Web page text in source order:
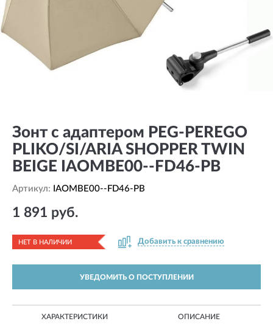
Зонт с адаптером PEG-PEREGO
PLIKO/SI/ARIA SHOPPER TWIN
BEIGE IAOMBE00--FD46-PB
Артикул: IAOMBE00--FD46-PB
1 891 руб.
НЕТ В НАЛИЧИИ Добавить к сравнению
УВЕДОМИТЬ О ПОСТУПЛЕНИИ
ХАРАКТЕРИСТИКИ ОПИСАНИЕ